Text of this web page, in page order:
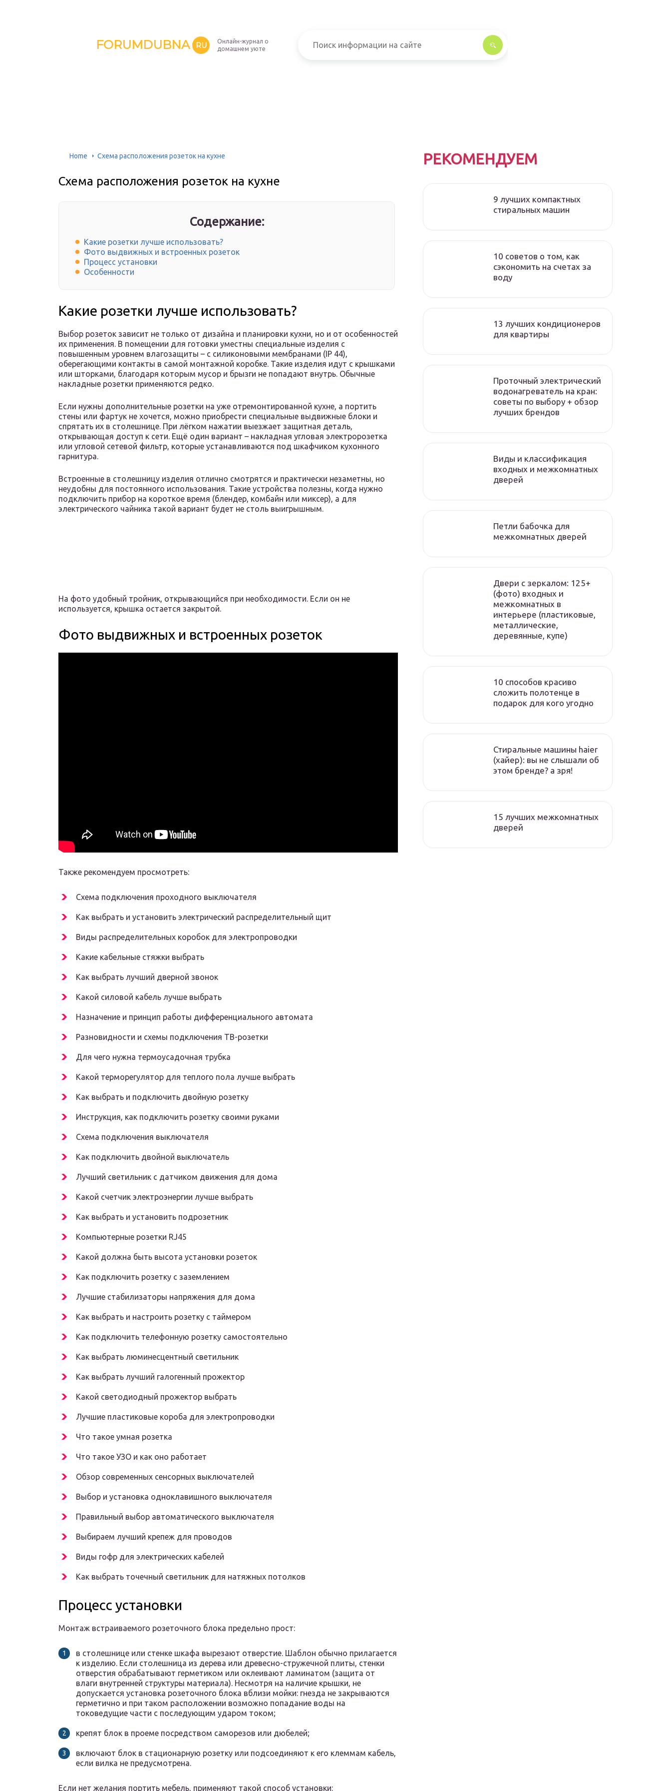
FORUMDUBNA RU
Онлайн-журнал о
домашнем уюте
Home Схема расположения розеток на кухне
Схема расположения розеток на кухне
Содержание:
Какие розетки лучше использовать?
Фото выдвижных и встроенных розеток
Процесс установки
Особенности
Какие розетки лучше использовать?
Выбор розеток зависит не только от дизайна и планировки кухни, но и от особенностей
их применения. В помещении для готовки уместны специальные изделия с
повышенным уровнем влагозащиты – с силиконовыми мембранами (IP 44),
оберегающими контакты в самой монтажной коробке. Такие изделия идут с крышками
или шторками, благодаря которым мусор и брызги не попадают внутрь. Обычные
накладные розетки применяются редко.
Если нужны дополнительные розетки на уже отремонтированной кухне, а портить
стены или фартук не хочется, можно приобрести специальные выдвижные блоки и
спрятать их в столешнице. При лёгком нажатии выезжает защитная деталь,
открывающая доступ к сети. Ещё один вариант – накладная угловая электророзетка
или угловой сетевой фильтр, которые устанавливаются под шкафчиком кухонного
гарнитура.
Встроенные в столешницу изделия отлично смотрятся и практически незаметны, но
неудобны для постоянного использования. Такие устройства полезны, когда нужно
подключить прибор на короткое время (блендер, комбайн или миксер), а для
электрического чайника такой вариант будет не столь выигрышным.
На фото удобный тройник, открывающийся при необходимости. Если он не
используется, крышка остается закрытой.
Фото выдвижных и встроенных розеток
Также рекомендуем просмотреть:
Схема подключения проходного выключателя
Как выбрать и установить электрический распределительный щит
Виды распределительных коробок для электропроводки
Какие кабельные стяжки выбрать
Как выбрать лучший дверной звонок
Какой силовой кабель лучше выбрать
Назначение и принцип работы дифференциального автомата
Разновидности и схемы подключения ТВ-розетки
Для чего нужна термоусадочная трубка
Какой терморегулятор для теплого пола лучше выбрать
Как выбрать и подключить двойную розетку
Инструкция, как подключить розетку своими руками
Схема подключения выключателя
Как подключить двойной выключатель
Лучший светильник с датчиком движения для дома
Какой счетчик электроэнергии лучше выбрать
Как выбрать и установить подрозетник
Компьютерные розетки RJ45
Какой должна быть высота установки розеток
Как подключить розетку с заземлением
Лучшие стабилизаторы напряжения для дома
Как выбрать и настроить розетку с таймером
Как подключить телефонную розетку самостоятельно
Как выбрать люминесцентный светильник
Как выбрать лучший галогенный прожектор
Какой светодиодный прожектор выбрать
Лучшие пластиковые короба для электропроводки
Что такое умная розетка
Что такое УЗО и как оно работает
Обзор современных сенсорных выключателей
Выбор и установка одноклавишного выключателя
Правильный выбор автоматического выключателя
Выбираем лучший крепеж для проводов
Виды гофр для электрических кабелей
Как выбрать точечный светильник для натяжных потолков
Процесс установки
Монтаж встраиваемого розеточного блока предельно прост:
в столешнице или стенке шкафа вырезают отверстие. Шаблон обычно прилагается
к изделию. Если столешница из дерева или древесно-стружечной плиты, стенки
отверстия обрабатывают герметиком или оклеивают ламинатом (защита от
влаги внутренней структуры материала). Несмотря на наличие крышки, не
допускается установка розеточного блока вблизи мойки: гнезда не закрываются
герметично и при таком расположении возможно попадание воды на
токоведущие части с последующим ударом током;
крепят блок в проеме посредством саморезов или дюбелей;
включают блок в стационарную розетку или подсоединяют к его клеммам кабель,
если вилка не предусмотрена.
Если нет желания портить мебель, применяют такой способ установки:
РЕКОМЕНДУЕМ
9 лучших компактных
стиральных машин
10 советов о том, как
сэкономить на счетах за
воду
13 лучших кондиционеров
для квартиры
Проточный электрический
водонагреватель на кран:
советы по выбору + обзор
лучших брендов
Виды и классификация
входных и межкомнатных
дверей
Петли бабочка для
межкомнатных дверей
Двери с зеркалом: 125+
(фото) входных и
межкомнатных в
интерьере (пластиковые,
металлические,
деревянные, купе)
10 способов красиво
сложить полотенце в
подарок для кого угодно
Стиральные машины haier
(хайер): вы не слышали об
этом бренде? а зря!
15 лучших межкомнатных
дверей